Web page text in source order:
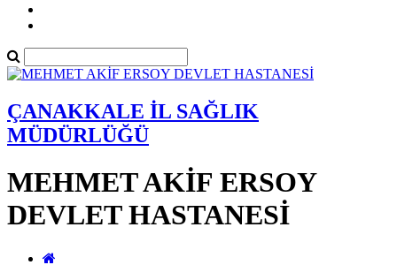
ÇANAKKALE İL SAĞLIK
MÜDÜRLÜĞÜ
MEHMET AKİF ERSOY
DEVLET HASTANESİ